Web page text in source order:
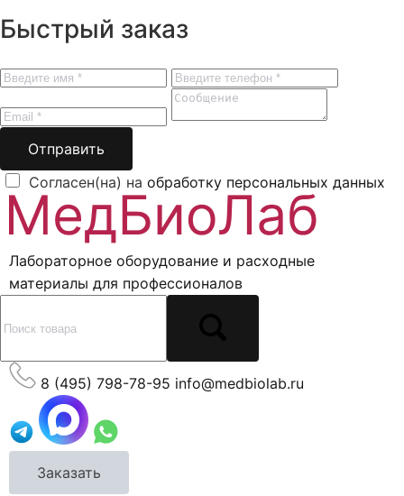
Быстрый заказ
Отправить
Согласен(на) на обработку персональных данных
Лабораторное оборудование и расходные
материалы для профессионалов
8 (495) 798-78-95 info@medbiolab.ru
Заказать